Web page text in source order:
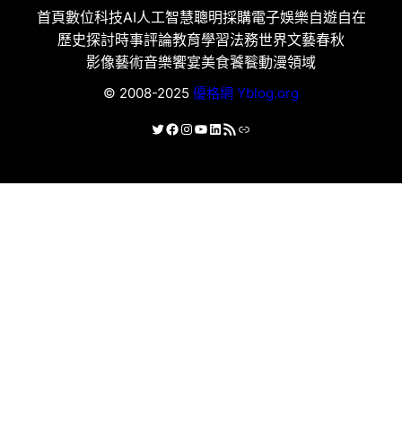
首頁數位科技AI人工智慧聰明採購電子娛樂自遊自在
歷史探討時事評論教育學習法務世界文藝春秋
影像藝術音樂饗宴美食饕餮動漫領域
© 2008-2025 優格網 Yblog.org
X Facebook
Instagram
YouTube
LinkedIn
RSS 資訊提供連結